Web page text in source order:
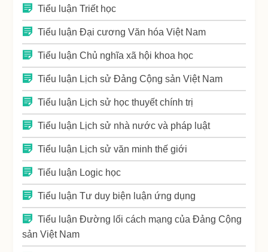
Tiểu luận Triết học
Tiểu luận Đại cương Văn hóa Việt Nam
Tiểu luận Chủ nghĩa xã hội khoa học
Tiểu luận Lịch sử Đảng Cộng sản Việt Nam
Tiểu luận Lịch sử học thuyết chính trị
Tiểu luận Lịch sử nhà nước và pháp luật
Tiểu luận Lịch sử văn minh thế giới
Tiểu luận Logic học
Tiểu luận Tư duy biện luận ứng dụng
Tiểu luận Đường lối cách mạng của Đảng Cộng
sản Việt Nam